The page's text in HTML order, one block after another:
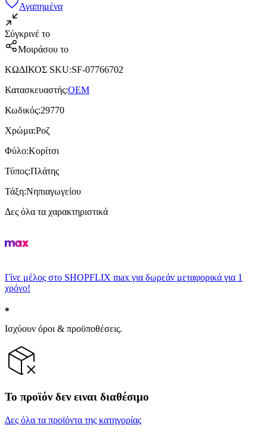
Αγαπημένα
Σύγκρινέ το
Μοιράσου το
ΚΩΔΙΚΟΣ SKU:SF-07766702
Κατασκευαστής:OEM
Κωδικός:29770
Χρώμα:Ροζ
Φύλο:Κορίτσι
Τύπος:Πλάτης
Τάξη:Νηπιαγωγείου
Δες όλα τα χαρακτηριστικά
Γίνε μέλος στο SHOPFLIX max για δωρεάν μεταφορικά για 1
χρόνο!
Ισχύουν όροι & προϋποθέσεις.
Το προϊόν δεν ειναι διαθέσιμο
Δες όλα τα προϊόντα της κατηγορίας